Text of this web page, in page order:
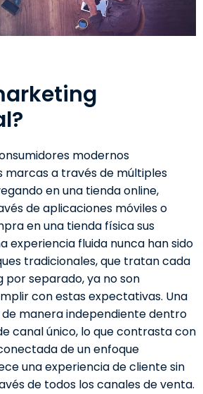
modernos
marcas a través de múltiples
en una tienda online,
de aplicaciones móviles o
en una tienda física sus
experiencia fluida nunca han sido
tradicionales, que tratan cada
separado, ya no son
con estas expectativas. Una
manera independiente dentro
canal único, lo que contrasta con
de un enfoque
una experiencia de cliente sin
de todos los canales de venta.